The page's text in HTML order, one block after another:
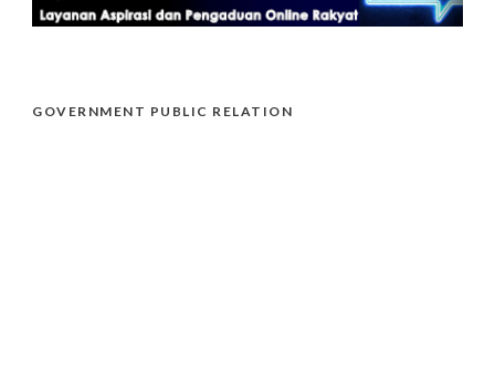
GOVERNMENT PUBLIC RELATION